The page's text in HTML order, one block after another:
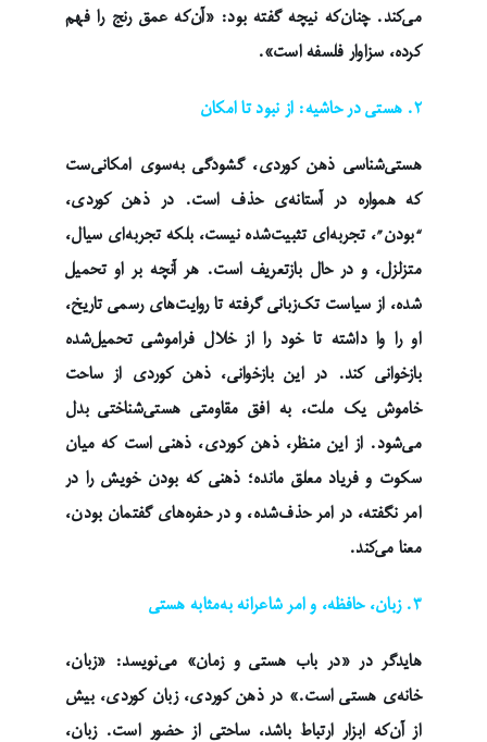
می‌کند. چنان‌که نیچه گفته بود: «آن‌که عمق رنج را فهم
کرده، سزاوار فلسفه است».
۲. هستی در حاشیه: از نبود تا امکان
هستی‌شناسی ذهن کوردی، گشودگی به‌سوی امکانی‌ست
که همواره در آستانه‌ی حذف است. در ذهن کوردی،
“بودن”، تجربه‌ای تثبیت‌شده نیست، بلکه تجربه‌ای سیال،
متزلزل، و در حال بازتعریف است. هر آنچه بر او تحمیل
شده، از سیاست تک‌زبانی گرفته تا روایت‌های رسمی تاریخ،
او را وا داشته تا خود را از خلال فراموشی تحمیل‌شده
بازخوانی کند. در این بازخوانی، ذهن کوردی از ساحت
خاموش یک ملت، به افق مقاومتی هستی‌شناختی بدل
می‌شود. از این منظر، ذهن کوردی، ذهنی است که میان
سکوت و فریاد معلق مانده؛ ذهنی که بودن خویش را در
امر نگفته، در امر حذف‌شده، و در حفره‌های گفتمان بودن،
معنا می‌کند.
۳. زبان، حافظه، و امر شاعرانه به‌مثابه هستی
هایدگر در «در باب هستی و زمان» می‌نویسد: «زبان،
خانه‌ی هستی است.» در ذهن کوردی، زبان کوردی، بیش
از آن‌که ابزار ارتباط باشد، ساحتی از حضور است. زبان،